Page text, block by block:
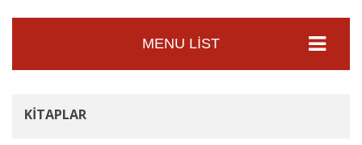
MENU LIST
KITAPLAR